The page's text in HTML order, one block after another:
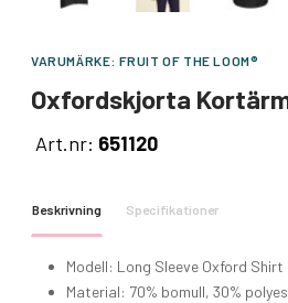
VARUMÄRKE: FRUIT OF THE LOOM®
Oxfordskjorta
Art.nr: 651120
Beskrivning Specifikationer
Modell: Long Sleeve Oxford Shirt
Material: 70% bomull, 30%